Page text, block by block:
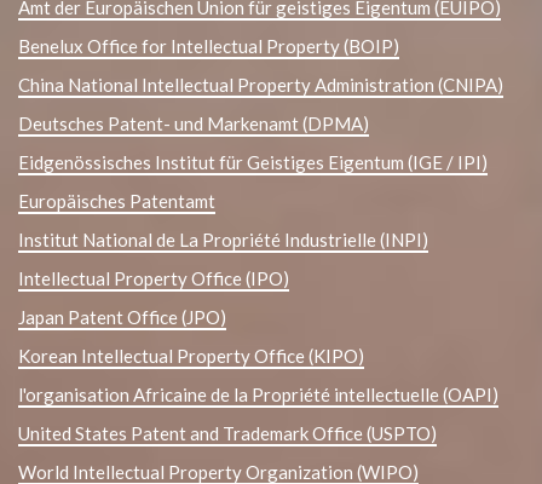
Amt der Europäischen Union für geistiges Eigentum (EUIPO)
Benelux Office for Intellectual Property (BOIP)
China National Intellectual Property Administration (CNIPA)
Deutsches Patent- und Markenamt (DPMA)
Eidgenössisches Institut für Geistiges Eigentum (IGE / IPI)
Europäisches Patentamt
Institut National de La Propriété Industrielle (INPI)
Intellectual Property Office (IPO)
Japan Patent Office (JPO)
Korean Intellectual Property Office (KIPO)
l'organisation Africaine de la Propriété intellectuelle (OAPI)
United States Patent and Trademark Office (USPTO)
World Intellectual Property Organization (WIPO)